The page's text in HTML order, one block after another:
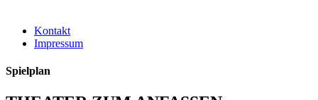
Kontakt
Impressum
Spielplan